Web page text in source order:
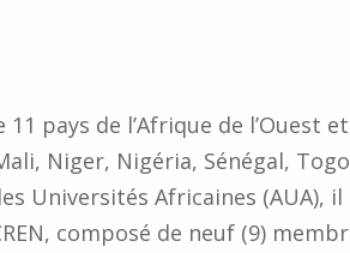
pays de l’Afrique de l’Ouest
Niger, Nigéria, Sénégal,
Universités Africaines (AUA),
composé de neuf (9)